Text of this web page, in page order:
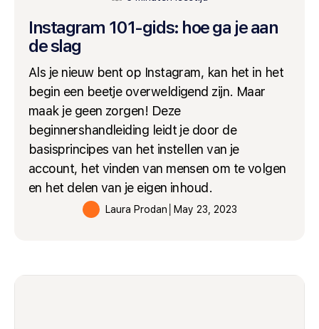
Instagram 101-gids: hoe ga je aan
de slag
Als je nieuw bent op Instagram, kan het in het
begin een beetje overweldigend zijn. Maar
maak je geen zorgen! Deze
beginnershandleiding leidt je door de
basisprincipes van het instellen van je
account, het vinden van mensen om te volgen
en het delen van je eigen inhoud.
Laura Prodan May 23, 2023